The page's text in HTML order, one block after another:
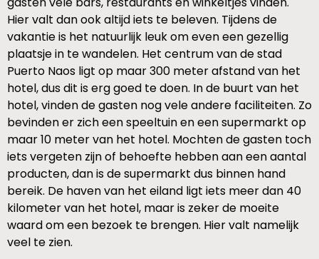
Hier valt dan ook altijd iets te beleven. Tijdens de
vakantie is het natuurlijk leuk om even een gezellig
plaatsje in te wandelen. Het centrum van de stad
Puerto Naos ligt op maar 300 meter afstand van het
hotel, dus dit is erg goed te doen. In de buurt van het
hotel, vinden de gasten nog vele andere faciliteiten. Zo
bevinden er zich een speeltuin en een supermarkt op
maar 10 meter van het hotel. Mochten de gasten toch
iets vergeten zijn of behoefte hebben aan een aantal
producten, dan is de supermarkt dus binnen hand
bereik. De haven van het eiland ligt iets meer dan 40
kilometer van het hotel, maar is zeker de moeite
waard om een bezoek te brengen. Hier valt namelijk
veel te zien.